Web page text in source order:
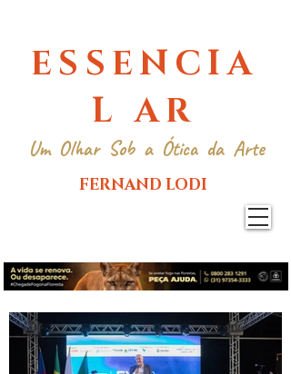
ESSENCIA
L AR
Um Olhar Sob a Ótica da Arte
FERNAND LODI